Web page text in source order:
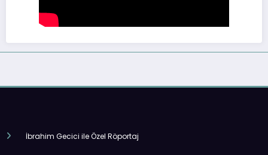
İbrahim Gecici ile Özel Röportaj